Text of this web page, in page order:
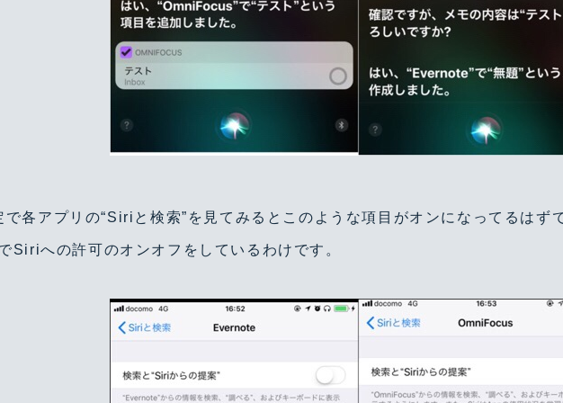
で各アプリの“Siriと検索”を見てみるとこのような項目がオンになってるはず
Siriへの許可のオンオフをしているわけです。